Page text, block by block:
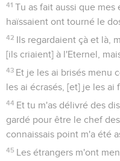
41 Tu as fait aussi que
haïssaient ont tourné le
42 Ils regardaient çà et là,
[ils criaient] à l'Eternel,
43 Et je les ai brisés menu
les ai écrasés, [et] je les ai
44 Et tu m'as délivré des
gardé pour être le chef
connaissais point m'a été
45 Les étrangers m'ont